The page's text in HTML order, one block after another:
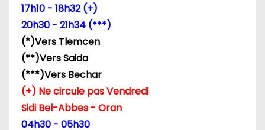
a
r
t
17h10 - 18h32 (+)
20h30 - 21h34 (***)
(*)Vers Tlemcen
(**)Vers Saida
(***)Vers Bechar
(+) Ne circule pas Vendredi
Sidi Bel-Abbes - Oran
04h30 - 05h30